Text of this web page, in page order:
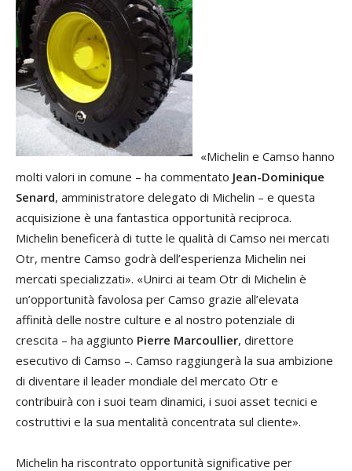
«Michelin e Camso hanno
molti valori in comune – ha commentato Jean-Dominique
Senard, amministratore delegato di Michelin – e questa
acquisizione è una fantastica opportunità reciproca.
Michelin beneficerà di tutte le qualità di Camso nei mercati
Otr, mentre Camso godrà dell’esperienza Michelin nei
mercati specializzati». «Unirci ai team Otr di Michelin è
un’opportunità favolosa per Camso grazie all’elevata
affinità delle nostre culture e al nostro potenziale di
crescita – ha aggiunto Pierre Marcoullier, direttore
esecutivo di Camso –. Camso raggiungerà la sua ambizione
di diventare il leader mondiale del mercato Otr e
contribuirà con i suoi team dinamici, i suoi asset tecnici e
costruttivi e la sua mentalità concentrata sul cliente».
Michelin ha riscontrato opportunità significative per